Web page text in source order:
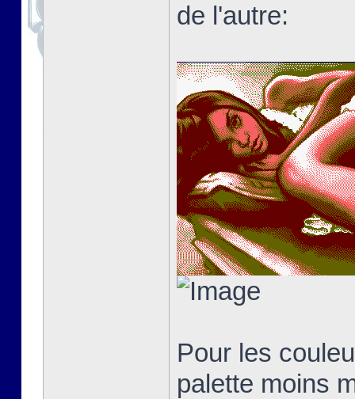
de l'autre:
Pour les
palette moins